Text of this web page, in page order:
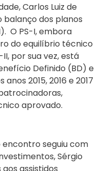
Carlos Luiz de
balanço dos planos
O PS-I, embora
do equilíbrio técnico
por sua vez, está
Definido (BD) e
2015, 2016 e 2017
aprovado.
encontro seguiu com
Sérgio